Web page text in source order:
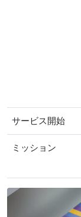
サービス開始
ミッション